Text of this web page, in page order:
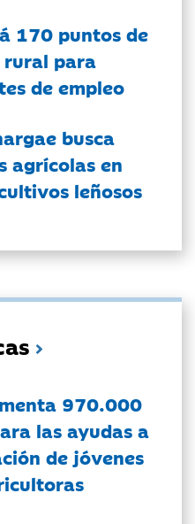
170 puntos de
rural para
de empleo
busca
agrícolas en
leñosos
970.000
las ayudas a
de jóvenes